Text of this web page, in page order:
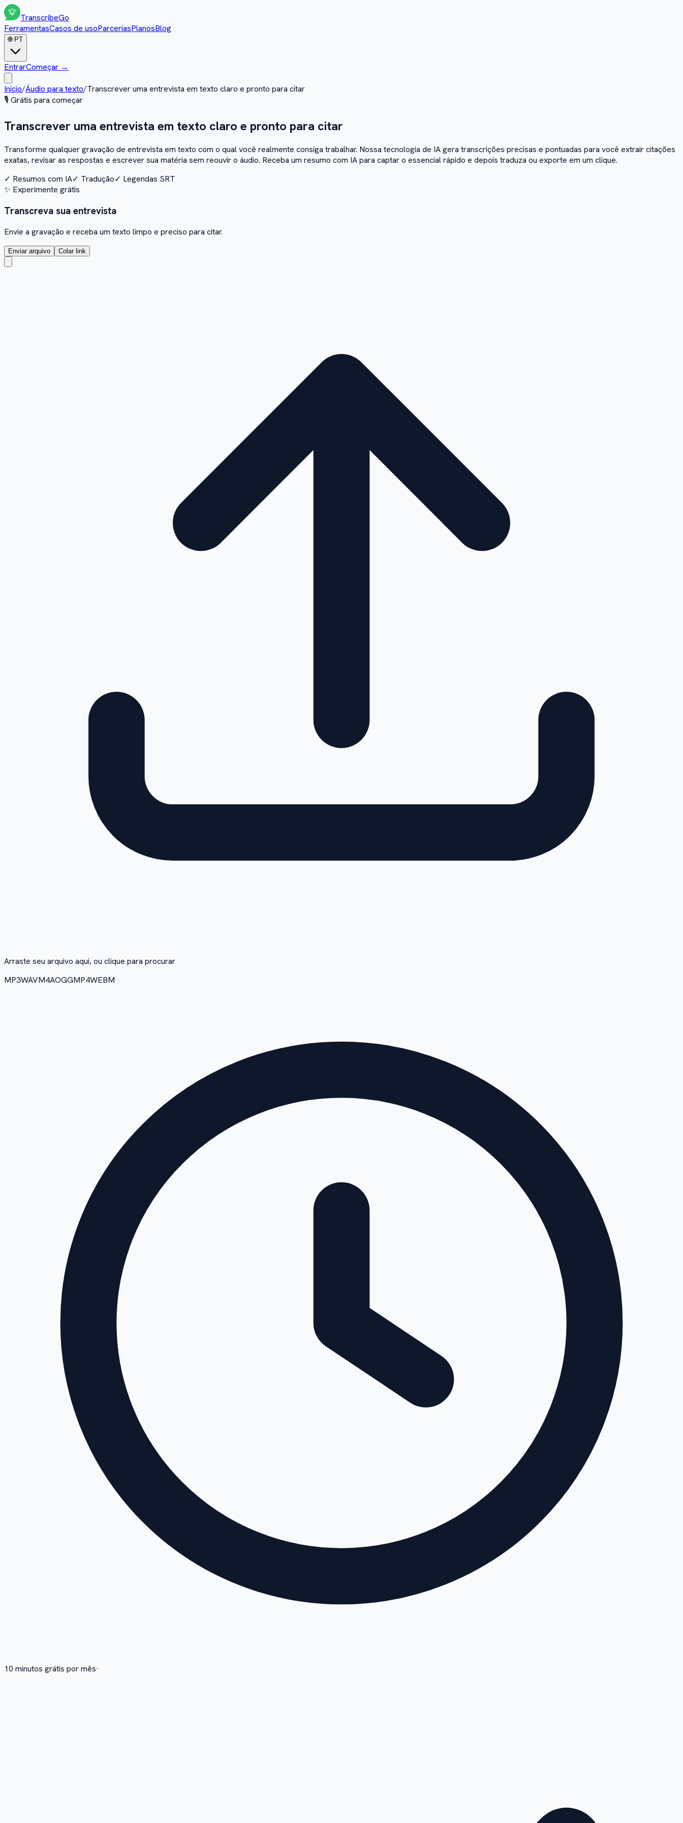
TranscribeGo
FerramentasCasos de usoParceriasPlanosBlog
🌐 PT
EntrarComeçar →
Início/Áudio para texto/Transcrever uma entrevista em texto claro e pronto para citar
🎙️Grátis para começar
Transcrever uma entrevista em texto claro e pronto para citar
Transforme qualquer gravação de entrevista em texto com o qual você realmente consiga trabalhar. Nossa tecnologia de IA gera transcrições precisas e pontuadas para você extrair citações
exatas, revisar as respostas e escrever sua matéria sem reouvir o áudio. Receba um resumo com IA para captar o essencial rápido e depois traduza ou exporte em um clique.
✓ Resumos com IA✓ Tradução✓ Legendas SRT
✨ Experimente grátis
Transcreva sua entrevista
Envie a gravação e receba um texto limpo e preciso para citar.
Enviar arquivo Colar link
Arraste seu arquivo aqui, ou clique para procurar
MP3WAVM4AOGGMP4WEBM
10 minutos grátis por mês·